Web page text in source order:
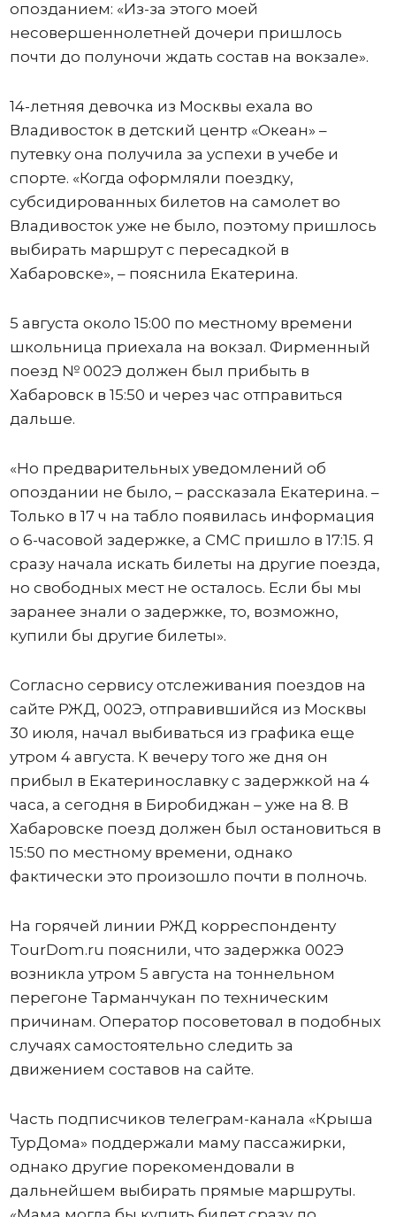
опозданием: «Из-за этого моей
несовершеннолетней дочери пришлось
почти до полуночи ждать состав на вокзале».
14-летняя девочка из Москвы ехала во
Владивосток в детский центр «Океан» –
путевку она получила за успехи в учебе и
спорте. «Когда оформляли поездку,
субсидированных билетов на самолет во
Владивосток уже не было, поэтому пришлось
выбирать маршрут с пересадкой в
Хабаровске», – пояснила Екатерина.
5 августа около 15:00 по местному времени
школьница приехала на вокзал. Фирменный
поезд № 002Э должен был прибыть в
Хабаровск в 15:50 и через час отправиться
дальше.
«Но предварительных уведомлений об
опоздании не было, – рассказала Екатерина. –
Только в 17 ч на табло появилась информация
о 6-часовой задержке, а СМС пришло в 17:15. Я
сразу начала искать билеты на другие поезда,
но свободных мест не осталось. Если бы мы
заранее знали о задержке, то, возможно,
купили бы другие билеты».
Согласно сервису отслеживания поездов на
сайте РЖД, 002Э, отправившийся из Москвы
30 июля, начал выбиваться из графика еще
утром 4 августа. К вечеру того же дня он
прибыл в Екатеринославку с задержкой на 4
часа, а сегодня в Биробиджан – уже на 8. В
Хабаровске поезд должен был остановиться в
15:50 по местному времени, однако
фактически это произошло почти в полночь.
На горячей линии РЖД корреспонденту
TourDom.ru пояснили, что задержка 002Э
возникла утром 5 августа на тоннельном
перегоне Тарманчукан по техническим
причинам. Оператор посоветовал в подобных
случаях самостоятельно следить за
движением составов на сайте.
Часть подписчиков телеграм-канала «Крыша
ТурДома» поддержали маму пассажирки,
однако другие порекомендовали в
дальнейшем выбирать прямые маршруты.